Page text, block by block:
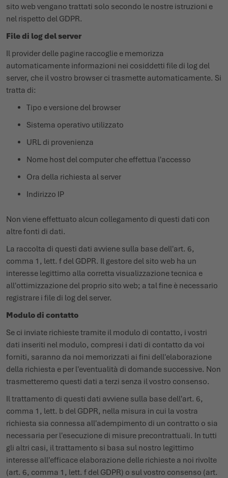
sito web vengano trattati solo secondo le nostre istruzioni e
nel rispetto del GDPR.
File di log del server
Il provider delle pagine raccoglie e memorizza
automaticamente informazioni nei cosiddetti file di log del
server, che il vostro browser ci trasmette automaticamente. Si
tratta di:
Tipo e versione del browser
Sistema operativo utilizzato
URL di provenienza
Nome host del computer che effettua l'accesso
Ora della richiesta al server
Indirizzo IP
Non viene effettuato alcun collegamento di questi dati con
altre fonti di dati.
La raccolta di questi dati avviene sulla base dell'art. 6,
comma 1, lett. f del GDPR. Il gestore del sito web ha un
interesse legittimo alla corretta visualizzazione tecnica e
all'ottimizzazione del proprio sito web; a tal fine è necessario
registrare i file di log del server.
Modulo di contatto
Se ci inviate richieste tramite il modulo di contatto, i vostri
dati inseriti nel modulo, compresi i dati di contatto da voi
forniti, saranno da noi memorizzati ai fini dell'elaborazione
della richiesta e per l'eventualità di domande successive. Non
trasmetteremo questi dati a terzi senza il vostro consenso.
Il trattamento di questi dati avviene sulla base dell'art. 6,
comma 1, lett. b del GDPR, nella misura in cui la vostra
richiesta sia connessa all'adempimento di un contratto o sia
necessaria per l'esecuzione di misure precontrattuali. In tutti
gli altri casi, il trattamento si basa sul nostro legittimo
interesse all'efficace elaborazione delle richieste a noi rivolte
(art. 6, comma 1, lett. f del GDPR) o sul vostro consenso (art.